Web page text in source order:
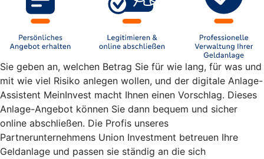
Sie geben an, welchen Betrag Sie für wie lang, für was und
mit wie viel Risiko anlegen wollen, und der digitale Anlage-
Assistent MeinInvest macht Ihnen einen Vorschlag. Dieses
Anlage-Angebot können Sie dann bequem und sicher
online abschließen. Die Profis unseres
Partnerunternehmens Union Investment betreuen Ihre
Geldanlage und passen sie ständig an die sich